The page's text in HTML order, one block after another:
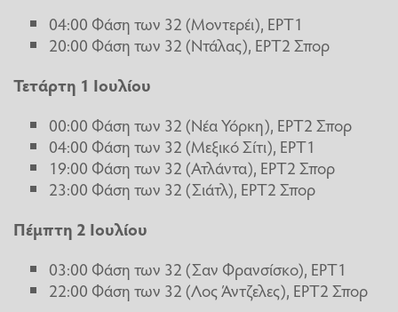
04:00 Φάση των 32 (Μοντερέι), ΕΡΤ1
20:00 Φάση των 32 (Ντάλας), ΕΡΤ2 Σπορ
Τετάρτη 1 Ιουλίου
00:00 Φάση των 32 (Νέα Υόρκη), ΕΡΤ2 Σπορ
04:00 Φάση των 32 (Μεξικό Σίτι), ΕΡΤ1
19:00 Φάση των 32 (Ατλάντα), ΕΡΤ2 Σπορ
23:00 Φάση των 32 (Σιάτλ), ΕΡΤ2 Σπορ
Πέμπτη 2 Ιουλίου
03:00 Φάση των 32 (Σαν Φρανσίσκο), ΕΡΤ1
22:00 Φάση των 32 (Λος Άντζελες), ΕΡΤ2 Σπορ